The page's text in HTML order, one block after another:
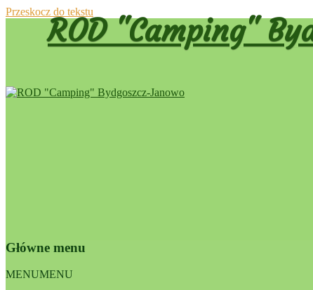
Przeskocz do tekstu
ROD "Camping"
Główne menu
MENUMENU